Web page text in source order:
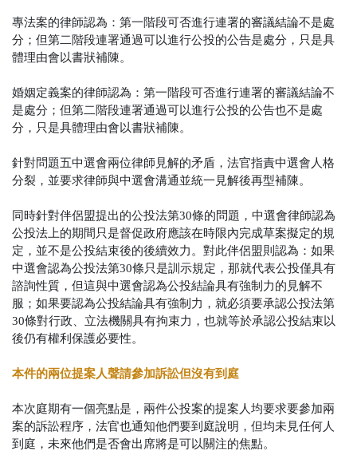
專法案的律師認為：第一階段可否進行連署的審議結論不是處
分；但第二階段連署通過可以進行公投的公告是處分，只是具
體理由會以書狀補陳。
婚姻定義案的律師認為：第一階段可否進行連署的審議結論不
是處分；但第二階段連署通過可以進行公投的公告也不是處
分，只是具體理由會以書狀補陳。
針對問題五中選會兩位律師見解的矛盾，法官指責中選會人格
分裂，並要求律師與中選會溝通並統一見解後再型補陳。
同時針對伴侶盟提出的公投法第30條的問題，中選會律師認為
公投法上的期間只是督促政府應該在時限內完成草案擬定的規
定，並不是公投結束後的後續效力。對此伴侶盟則認為：如果
中選會認為公投法第30條只是訓示規定，那就代表公投僅具有
諮詢性質，但這與中選會認為公投結論具有強制力的見解不
服；如果要認為公投結論具有強制力，就必須要承認公投法第
30條對行政、立法機關具有拘束力，也就等於承認公投結束以
後仍有權利保護必要性。
本件的兩位提案人聲請參加訴訟但沒有到庭
本次庭期有一個亮點是，兩件公投案的提案人均要求要參加兩
案的訴訟程序，法官也通知他們要到庭說明，但均未見任何人
到庭，未來他們是否會出席將是可以關注的焦點。